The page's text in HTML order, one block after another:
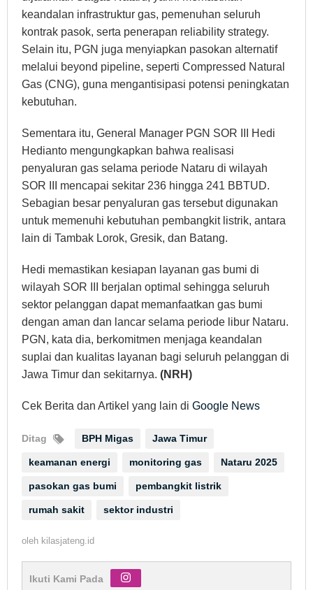
keandalan infrastruktur gas, pemenuhan seluruh
kontrak pasok, serta penerapan reliability strategy.
Selain itu, PGN juga menyiapkan pasokan alternatif
melalui beyond pipeline, seperti Compressed Natural
Gas (CNG), guna mengantisipasi potensi peningkatan
kebutuhan.
Sementara itu, General Manager PGN SOR III Hedi
Hedianto mengungkapkan bahwa realisasi
penyaluran gas selama periode Nataru di wilayah
SOR III mencapai sekitar 236 hingga 241 BBTUD.
Sebagian besar penyaluran gas tersebut digunakan
untuk memenuhi kebutuhan pembangkit listrik, antara
lain di Tambak Lorok, Gresik, dan Batang.
Hedi memastikan kesiapan layanan gas bumi di
wilayah SOR III berjalan optimal sehingga seluruh
sektor pelanggan dapat memanfaatkan gas bumi
dengan aman dan lancar selama periode libur Nataru.
PGN, kata dia, berkomitmen menjaga keandalan
suplai dan kualitas layanan bagi seluruh pelanggan di
Jawa Timur dan sekitarnya. (NRH)
Cek Berita dan Artikel yang lain di Google News
Ditag BPH Migas Jawa Timur
keamanan energi monitoring gas Nataru 2025
pasokan gas bumi pembangkit listrik
rumah sakit sektor industri
oleh kilasjateng.id
Ikuti Kami Pada